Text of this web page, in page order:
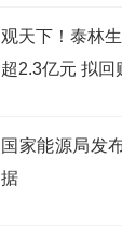
观天下！泰林
超2.3亿元 拟回
国家能源局发
据